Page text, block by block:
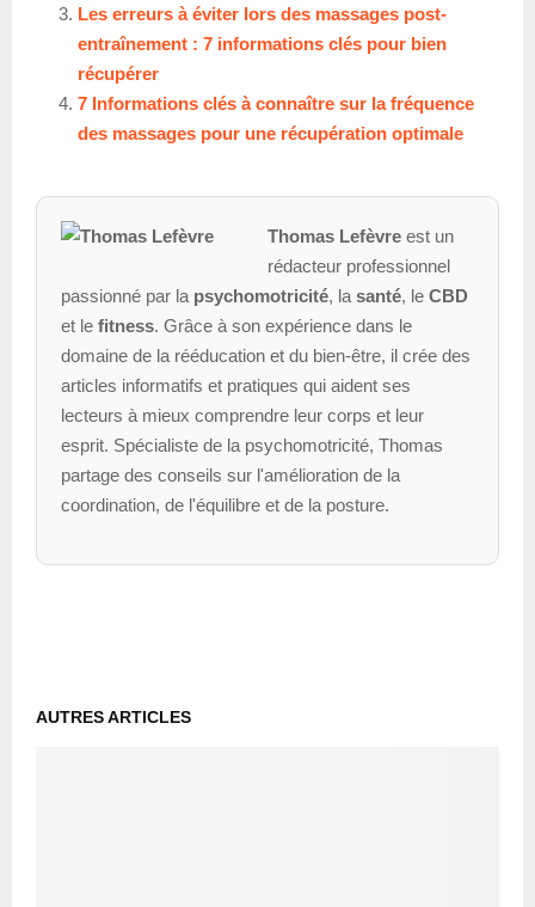
Les erreurs à éviter lors des massages post-
entraînement : 7 informations clés pour bien
récupérer
7 Informations clés à connaître sur la fréquence
des massages pour une récupération optimale
Thomas Lefèvreest un
rédacteur professionnel
passionné par la psychomotricité, la santé, le CBD
et le fitness. Grâce à son expérience dans le
domaine de la rééducation et du bien-être, il crée des
articles informatifs et pratiques qui aident ses
lecteurs à mieux comprendre leur corps et leur
esprit. Spécialiste de la psychomotricité, Thomas
partage des conseils sur l'amélioration de la
coordination, de l'équilibre et de la posture.
AUTRES ARTICLES